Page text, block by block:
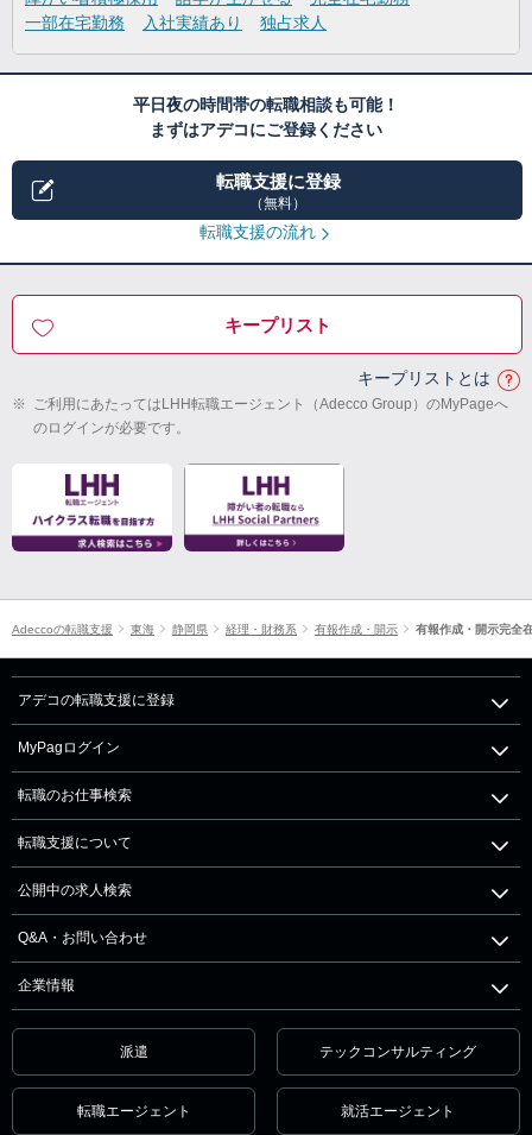
一部在宅勤務
入社実績あり 独占求人
平日夜の時間帯の転職相談も可能！
まずはアデコにご登録ください
転職支援に登録
（無料）
転職支援の流れ
キープリスト
キープリストとは
※ ご利用にあたってはLHH転職エージェント（Adecco Group）のMyPageへ
のログインが必要です。
Adeccoの転職支援 東海 静岡県 経理・財務系 有報作成・開示 有報作成・開示完全
アデコの転職支援に登録
MyPagログイン
転職のお仕事検索
転職支援について
公開中の求人検索
Q&A・お問い合わせ
企業情報
派遣 テックコンサルティング
転職エージェント 就活エージェント